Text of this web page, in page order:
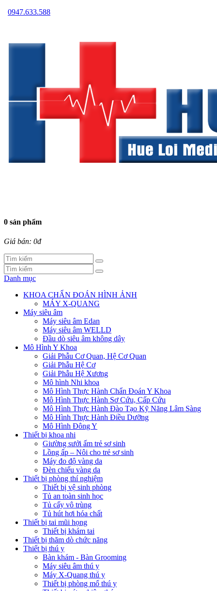
0947.633.588
0 sản phẩm
Giá bán: 0đ
Danh mục
KHOA CHẨN ĐOÁN HÌNH ẢNH
MÁY X-QUANG
Máy siêu âm
Máy siêu âm Edan
Máy siêu âm WELLD
Đầu dò siêu âm không dây
Mô Hình Y Khoa
Giải Phẫu Cơ Quan, Hệ Cơ Quan
Giải Phẫu Hệ Cơ
Giải Phẫu Hệ Xương
Mô hình Nhi khoa
Mô Hình Thực Hành Chẩn Đoán Y Khoa
Mô Hình Thực Hành Sơ Cứu, Cấp Cứu
Mô Hình Thực Hành Đào Tạo Kỹ Năng Lâm Sàng
Mô Hình Thực Hành Điều Dưỡng
Mô Hình Đông Y
Thiết bị khoa nhi
Giường sưởi ấm trẻ sơ sinh
Lồng ấp – Nôi cho trẻ sơ sinh
Máy đo độ vàng da
Đèn chiếu vàng da
Thiết bị phòng thí nghiệm
Thiết bị vệ sinh phòng
Tủ an toàn sinh học
Tủ cấy vô trùng
Tủ hút hơi hóa chất
Thiết bị tai mũi họng
Thiết bị khám tai
Thiết bị thăm dò chức năng
Thiết bị thú y
Bàn khám - Bàn Grooming
Máy siêu âm thú y
Máy X-Quang thú y
Thiết bị phòng mổ thú y